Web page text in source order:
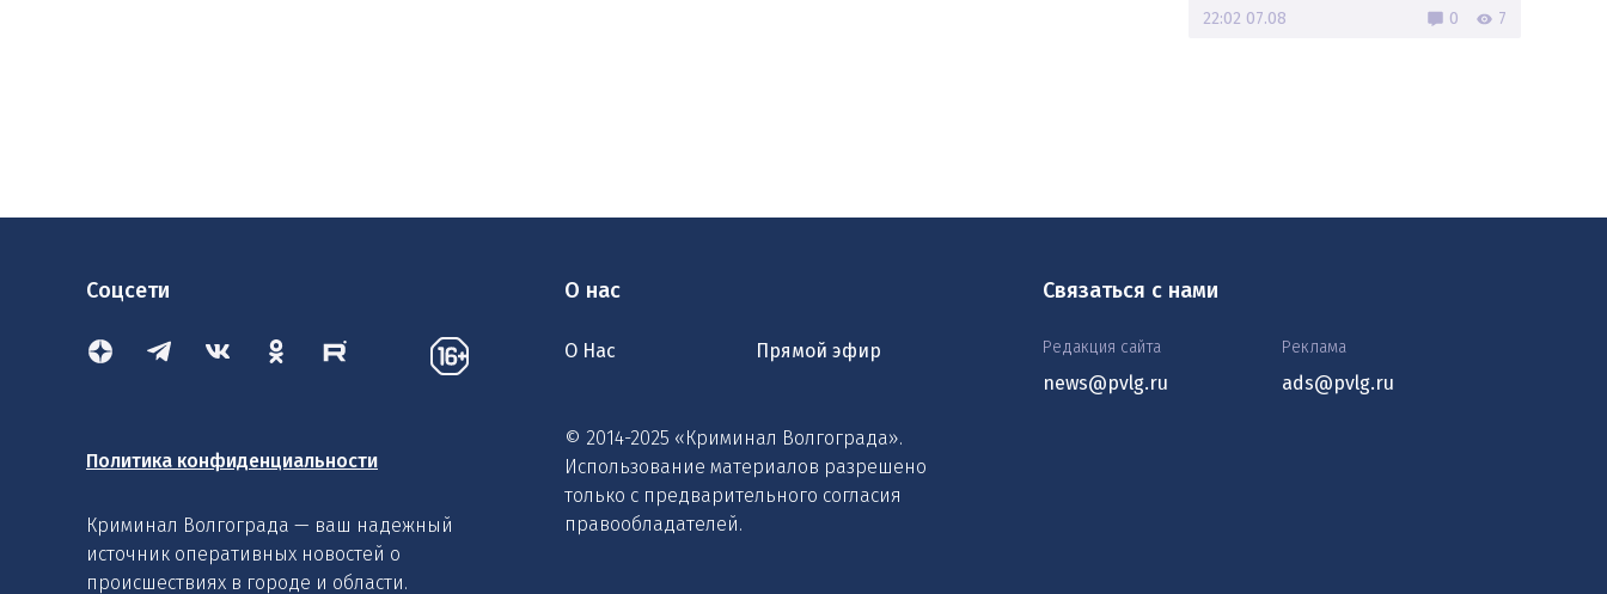
22:02 07.08 0 7
Соцсети
Политика конфиденциальности
Криминал Волгограда — ваш надежный
источник оперативных новостей о
происшествиях в городе и области.
О нас
О Нас Прямой эфир
© 2014-2025 «Криминал Волгограда».
Использование материалов разрешено
только с предварительного согласия
правообладателей.
Связаться с нами
Редакция сайта
news@pvlg.ru
Реклама
ads@pvlg.ru